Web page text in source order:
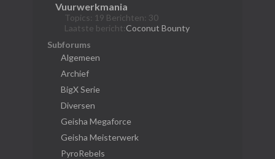
Vuurwerkmania
Topics: 19 Berichten: 30
Laatste bericht:Coconut Bounty
Subforums
Algemeen
Archief
BigX Serie
Diversen
Geisha Megaforce
Geisha Meisterwerk
PyroRebels